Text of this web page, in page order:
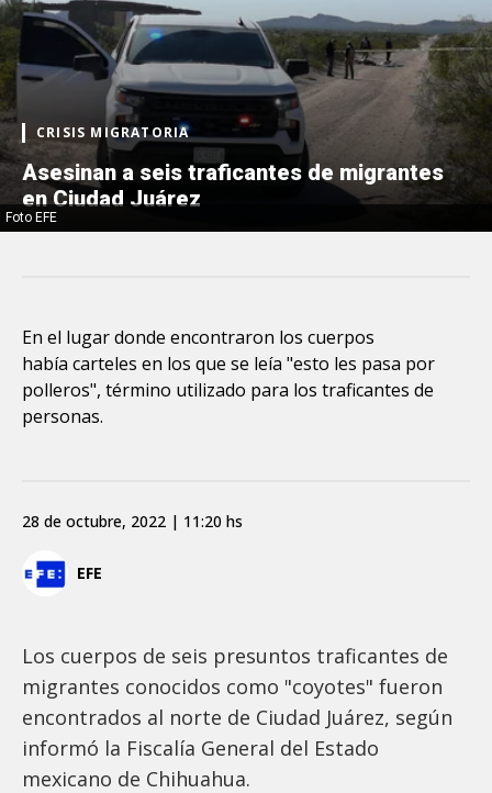
Foto EFE
CRISIS MIGRATORIA
Asesinan a seis traficantes de migrantes
en Ciudad Juárez
En el lugar donde encontraron los cuerpos
había carteles en los que se leía "esto les pasa por
polleros", término utilizado para los traficantes de
personas.
EFE
28 de octubre, 2022 | 11:20 hs
Los cuerpos de seis presuntos traficantes de
migrantes conocidos como "coyotes" fueron
encontrados al norte de Ciudad Juárez, según
informó la Fiscalía General del Estado
mexicano de Chihuahua.